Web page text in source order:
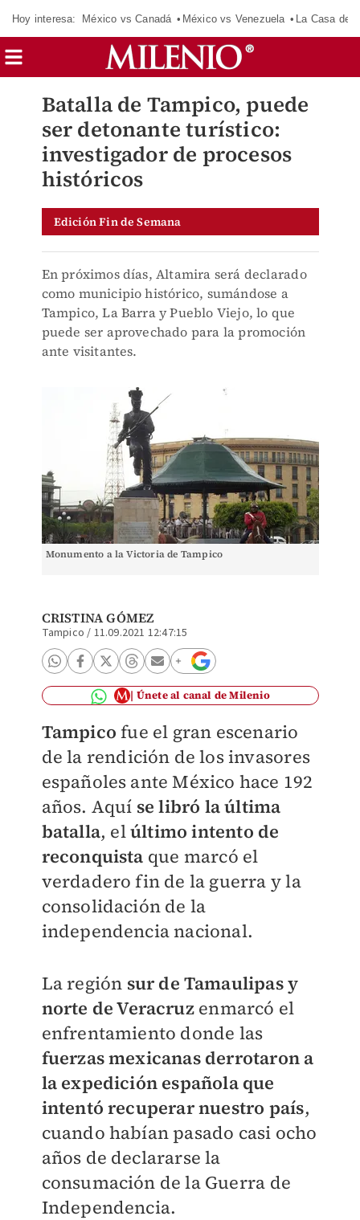
Hoy interesa: México vs Canadá México vs Venezuela La Casa de
Batalla de Tampico, puede
ser detonante turístico:
investigador de procesos
históricos
Edición Fin de Semana
En próximos días, Altamira será declarado
como municipio histórico, sumándose a
Tampico, La Barra y Pueblo Viejo, lo que
puede ser aprovechado para la promoción
ante visitantes.
Monumento a la Victoria de Tampico
CRISTINA GÓMEZ
Tampico / 11.09.2021 12:47:15
Únete al canal de Milenio
Tampico fue el gran escenario
de la rendición de los invasores
españoles ante México hace 192
años. Aquí se libró la última
batalla, elúltimo intento de
reconquista que marcó el
verdadero fin de la guerra y la
consolidación de la
independencia nacional.
La región sur de Tamaulipas y
norte de Veracruzenmarcó el
enfrentamiento donde las
fuerzas mexicanas derrotaron a
la expedición española que
intentó recuperar nuestro país,
cuando habían pasado casi ocho
años de declararse la
consumación de la Guerra de
Independencia.